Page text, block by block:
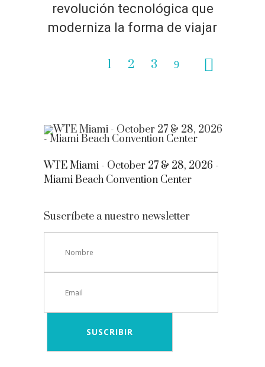
revolución tecnológica que
moderniza la forma de viajar
1 2 3
WTE Miami - October 27 & 28, 2026 -
Miami Beach Convention Center
Suscríbete a nuestro newsletter